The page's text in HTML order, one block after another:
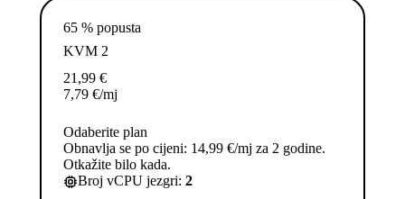
65 % popusta
KVM 2
21,99 €
7,79 €/mj
Odaberite plan
Obnavlja se po cijeni: 14,99 €/mj za 2 godine.
Otkažite bilo kada.
Broj vCPU jezgri: 2